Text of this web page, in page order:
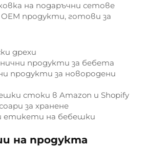
на подаръчни сетове
продукти, готови за
дрехи
продукти за бебета
продукти за новородени
стоки в Amazon и Shopify
за хранене
етикети на бебешки
на продукта